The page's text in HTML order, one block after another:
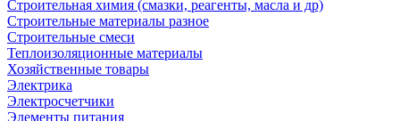
Строительная химия (смазки, реагенты, масла и др)
Строительные материалы разное
Строительные смеси
Теплоизоляционные материалы
Хозяйственные товары
Электрика
Электросчетчики
Элементы питания